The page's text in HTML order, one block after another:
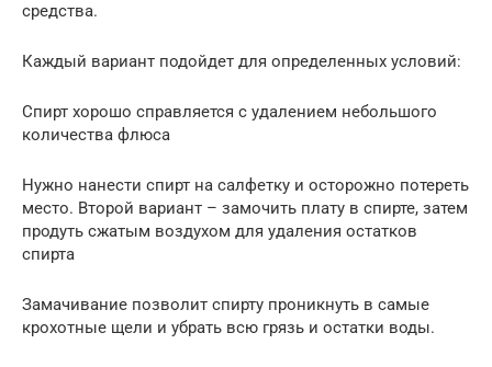
средства.
Каждый вариант подойдет для определенных условий:
Спирт хорошо справляется с удалением небольшого
количества флюса
Нужно нанести спирт на салфетку и осторожно потереть
место. Второй вариант – замочить плату в спирте, затем
продуть сжатым воздухом для удаления остатков
спирта
Замачивание позволит спирту проникнуть в самые
крохотные щели и убрать всю грязь и остатки воды.